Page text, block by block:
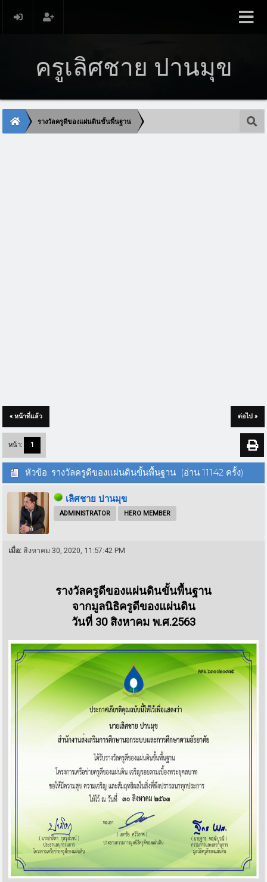
ครูเลิศชาย ปานมุข
รางวัลครูดีของแผ่นดินขั้นพื้นฐาน
« หน้าที่แล้ว ต่อไป »
หน้า: 1
หัวข้อ: รางวัลครูดีของแผ่นดินขั้นพื้นฐาน (อ่าน 11142 ครั้ง)
เลิศชาย ปานมุข
ADMINISTRATOR HERO MEMBER
เมื่อ: สิงหาคม 30, 2020, 11:57:42 PM
รางวัลครูดีของแผ่นดินขั้นพื้นฐาน
จากมูลนิธิครูดีของแผ่นดิน
วันที่ 30 สิงหาคม พ.ศ.2563